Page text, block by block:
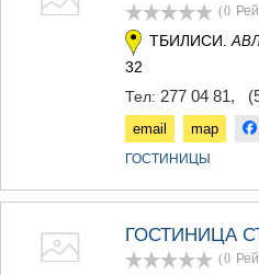
(0
ТБИЛИСИ.
32
Тел: 277 04 81,
email map
ГОСТИНИЦЫ
ГОСТИНИЦА
(0